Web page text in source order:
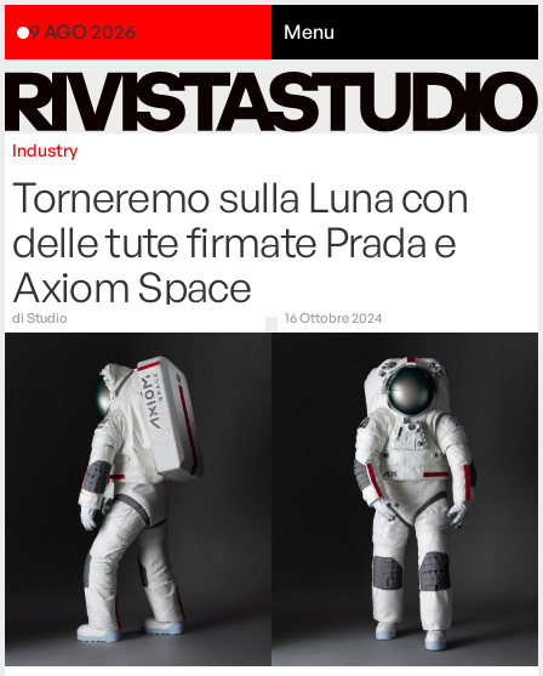
9 AGO 2026 Menu
Industry
Torneremo sulla Luna con
delle tute firmate Prada e
Axiom Space
diStudio 16 Ottobre 2024